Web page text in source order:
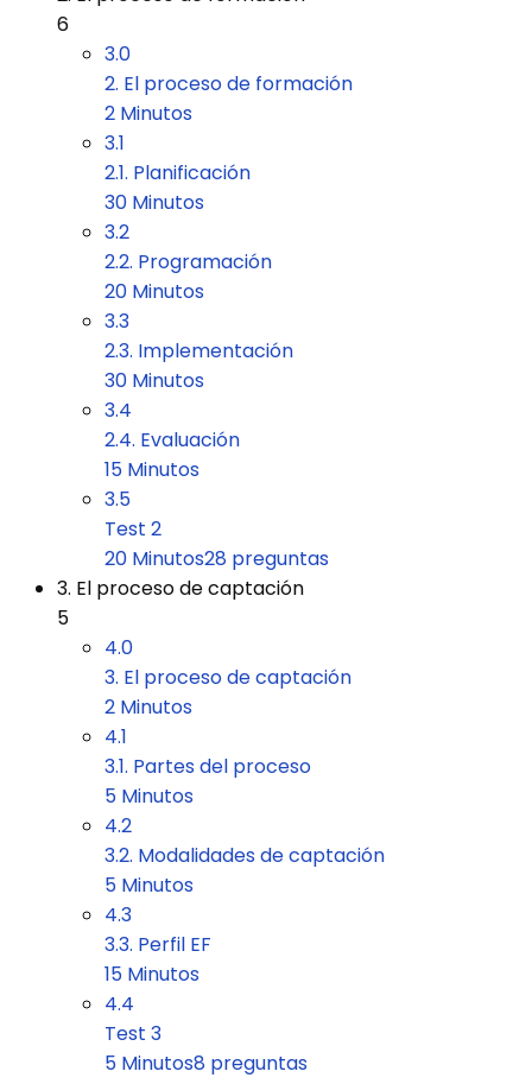
6
3.0
2. El proceso de formación
2 Minutos
3.1
2.1. Planificación
30 Minutos
3.2
2.2. Programación
20 Minutos
3.3
2.3. Implementación
30 Minutos
3.4
2.4. Evaluación
15 Minutos
3.5
Test 2
20 Minutos28 preguntas
3. El proceso de captación
5
4.0
3. El proceso de captación
2 Minutos
4.1
3.1. Partes del proceso
5 Minutos
4.2
3.2. Modalidades de captación
5 Minutos
4.3
3.3. Perfil EF
15 Minutos
4.4
Test 3
5 Minutos8 preguntas